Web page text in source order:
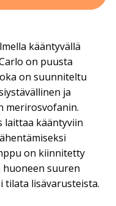
kääntyvällä
on puusta
on suunniteltu
ja
merirosvofanin.
laittaa kääntyviin
on kiinnitetty
suuren
tilata lisävarusteista.